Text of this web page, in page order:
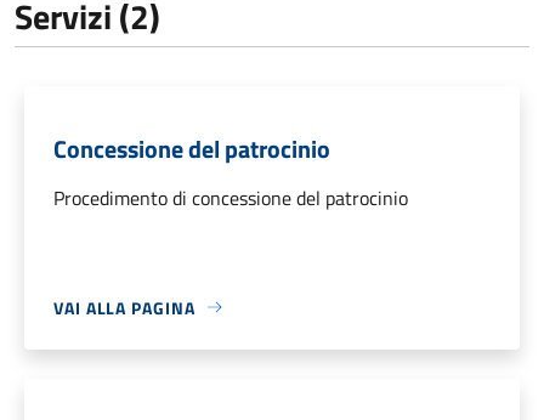
Servizi (2)
Concessione del patrocinio
Procedimento di concessione del patrocinio
VAI ALLA PAGINA